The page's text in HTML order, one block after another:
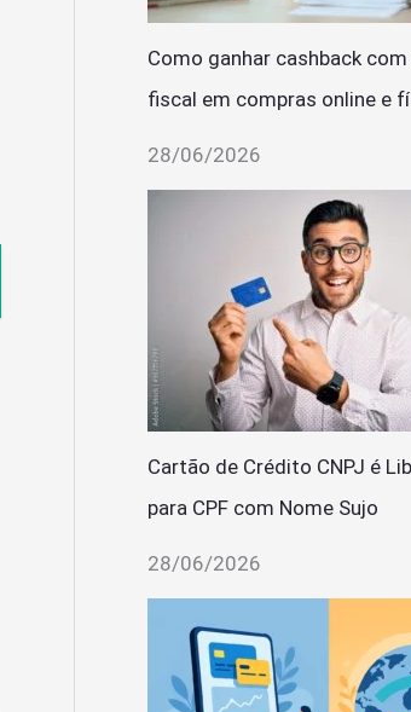
Como ganhar cashback
fiscal em compras online e
28/06/2026
Cartão de Crédito CNPJ é
para CPF com Nome Sujo
28/06/2026